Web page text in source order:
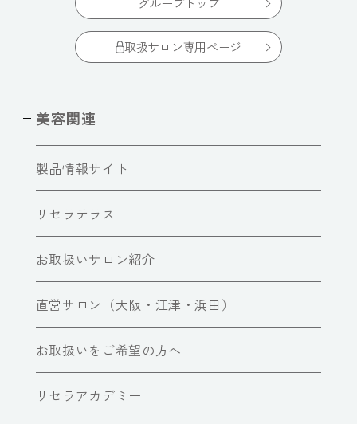
取扱サロン専用ページ
美容関連
製品情報サイト
リセラテラス
お取扱いサロン紹介
直営サロン（大阪・江津・浜田）
お取扱いをご希望の方へ
リセラアカデミー